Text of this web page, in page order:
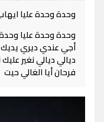
وحدة وحدة عليا
وحدة وحدة عليا وحدة
أجي عندي ديري يديك
ديالي ديالي نغير
فرحان أيا الغالي حيت